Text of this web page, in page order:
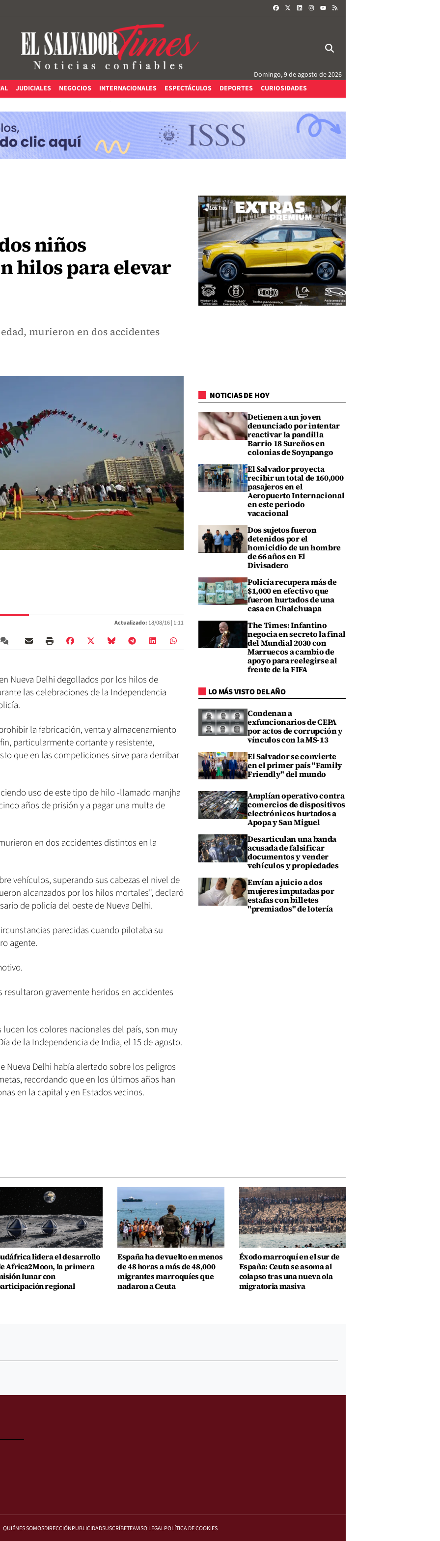
FACEBOOKLINKEDININSTAGRAM
Domingo, 9 de agosto de 2026
JUDICIALES NEGOCIOS INTERNACIONALES ESPECTÁCULOS DEPORTES CURIOSIDADES
niños
hilos para elevar
murieron en dos accidentes
Actualizado: 18/08/16 | 1:11
Nueva Delhi degollados por los hilos de
las celebraciones de la Independencia
la fabricación, venta y almacenamiento
particularmente cortante y resistente,
que en las competiciones sirve para derribar
uso de este tipo de hilo -llamado manjha
años de prisión y a pagar una multa de
en dos accidentes distintos en la
vehículos, superando sus cabezas el nivel de
alcanzados por los hilos mortales", declaró
de policía del oeste de Nueva Delhi.
parecidas cuando pilotaba su
agente.
gravemente heridos en accidentes
los colores nacionales del país, son muy
de la Independencia de India, el 15 de agosto.
Nueva Delhi había alertado sobre los peligros
recordando que en los últimos años han
en la capital y en Estados vecinos.
NOTICIAS DE HOY
Detienen a un joven
denunciado por intentar
reactivar la pandilla
Barrio 18 Sureños en
colonias de Soyapango
El Salvador proyecta
recibir un total de 160,000
pasajeros en el
Aeropuerto Internacional
en este periodo
vacacional
Dos sujetos fueron
detenidos por el
homicidio de un hombre
de 66 años en El
Divisadero
Policía recupera más de
$1,000 en efectivo que
fueron hurtados de una
casa en Chalchuapa
The Times: Infantino
negocia en secreto la final
del Mundial 2030 con
Marruecos a cambio de
apoyo para reelegirse al
frente de la FIFA
LO MÁS VISTO DEL AÑO
Condenan a
exfuncionarios de CEPA
por actos de corrupción y
vínculos con la MS-13
El Salvador se convierte
en el primer país "Family
Friendly" del mundo
Amplían operativo contra
comercios de dispositivos
electrónicos hurtados a
Apopa y San Miguel
Desarticulan una banda
acusada de falsificar
documentos y vender
vehículos y propiedades
Envían a juicio a dos
mujeres imputadas por
estafas con billetes
"premiados" de lotería
lidera el desarrollo
Africa2Moon, la primera
lunar con
regional
España ha devuelto en menos
de 48 horas a más de 48,000
migrantes marroquíes que
nadaron a Ceuta
Éxodo marroquí en el sur de
España: Ceuta se asoma al
colapso tras una nueva ola
migratoria masiva
QUIÉNES SOMOSDIRECCIÓNPUBLICIDADSUSCRÍBETEAVISO LEGALPOLÍTICA DE COOKIES